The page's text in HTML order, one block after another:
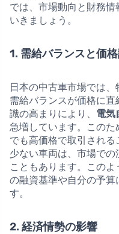
では、市場動向と財務
いきましょう。
1. 需給バランスと価
日本の中古車市場では
需給バランスが価格に
識の高まりにより、 電気
急増しています。この
でも高価格で取引され
少ない車両は、市場で
こともあります。この
の融資基準や自分の予
す。
2. 経済情勢の影響